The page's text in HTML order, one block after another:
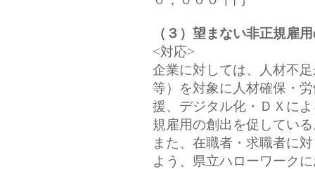
（３）望まない非正規雇
<対応>
企業に対しては、人材不
等）を対象に人材確保・
援、デジタル化・ＤＸに
規雇用の創出を促してい
また、在職者・求職者に
よう、県立ハローワーク